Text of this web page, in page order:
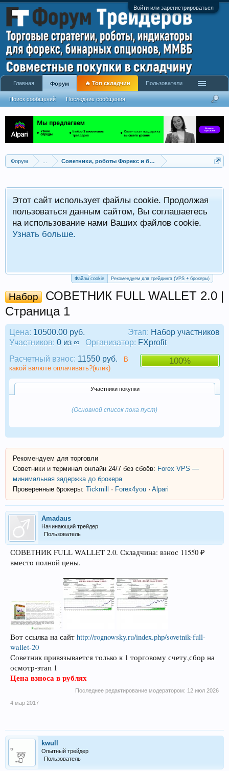
Войти или зарегистрироваться
Форум Советники, роботы Форекс и бинарных опционов
Этот сайт использует файлы cookie. Продолжая
пользоваться данным сайтом, Вы соглашаетесь
на использование нами Ваших файлов cookie.
Узнать больше.
Файлы cookie Рекомендуем для трейдинга (VPS + брокеры)
Набор
СОВЕТНИК FULL WALLET 2.0 |
Страница 1
Этап: Набор участников
Цена: 10500.00 руб.
Участников: 0 из ∞ Организатор: FXprofit
100%
Расчетный взнос: 11550 руб.
В
какой валюте оплачивать?(клик)
Участники покупки
(Основной список пока пуст)
Рекомендуем для торговли
Советники и терминал онлайн 24/7 без сбоёв: Forex VPS —
минимальная задержка до брокера
Проверенные брокеры: Tickmill · Forex4you · Alpari
Amadaus
Начинающий трейдер
Пользователь
СОВЕТНИК FULL WALLET 2.0. Складчина: взнос 11550 ₽
вместо полной цены.
Вот ссылка на сайт http://rognowsky.ru/index.php/sovetnik-full-
wallet-20
Советник привязывается только к 1 торговому счету,сбор на
осмотр-этап 1
Цена взноса в рублях
Последнее редактирование модератором: 12 июл 2026
4 мар 2017
kwull
Опытный трейдер
Пользователь
Главная Форум
Поиск сообщений Последние сообщения
🔥 Топ складчин Пользователи